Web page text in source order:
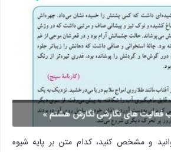
و مشخص کنید، کدام متن بر پایه شیوه